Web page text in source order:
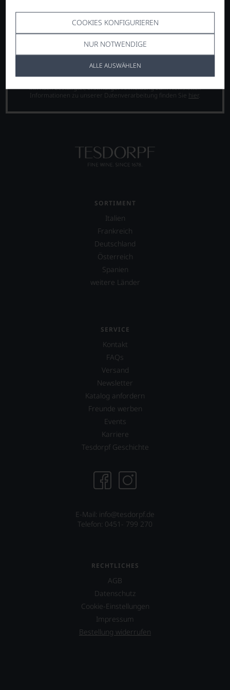
COOKIES KONFIGURIEREN
NUR NOTWENDIGE
ALLE AUSWÄHLEN
Willkommensgutschein ist ab 200 € Warenwert gültig und Sie erhalten
ihn nach bestätigter, erstmaliger Anmeldung zum Newsletter.
Informationen zu unserer Datenverarbeitung finden Sie hier.
SORTIMENT
Italien
Frankreich
Deutschland
Österreich
Spanien
weitere Länder
SERVICE
Kontakt
FAQs
Versand
Newsletter
Katalog anfordern
Freunde werben
Events
Karriere
Tesdorpf Geschichte
E-Mail: info@tesdorpf.de
Telefon: 0451- 799 270
RECHTLICHES
AGB
Datenschutz
Cookie-Einstellungen
Impressum
Bestellung widerrufen